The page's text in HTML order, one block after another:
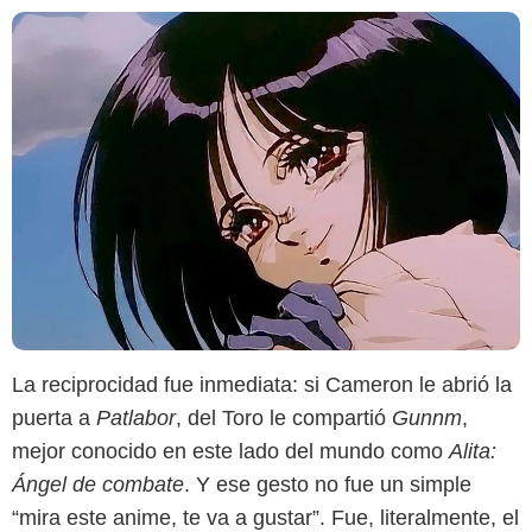
La reciprocidad fue inmediata: si Cameron le abrió la
puerta a Patlabor, del Toro le compartió Gunnm,
mejor conocido en este lado del mundo como Alita:
Ángel de combate. Y ese gesto no fue un simple
“mira este anime, te va a gustar”. Fue, literalmente, el